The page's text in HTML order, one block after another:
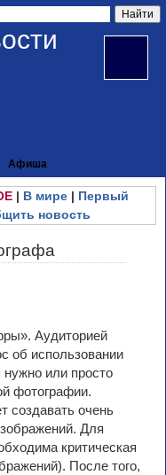
Афиша
| В мире| Первый
новость
Аудиторией
об использовании
или просто
фотографии.
создавать очень
Для
критическая
После того,